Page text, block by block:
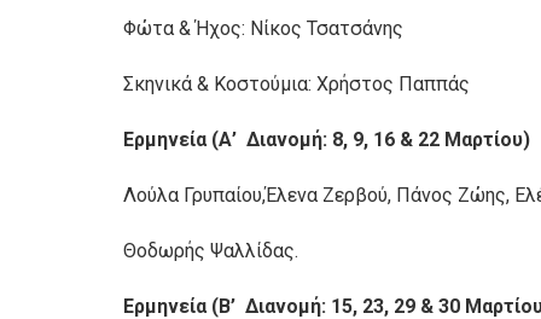
Φώτα & Ήχος: Νίκος Τσατσάνης
Σκηνικά & Κοστούμια: Χρήστος Παππάς
Ερμηνεία (Α’ Διανομή: 8, 9, 16 & 22 Μαρτίου)
Λούλα Γρυπαίου,Έλενα Ζερβού, Πάνος Ζώης,
Θοδωρής Ψαλλίδας.
Ερμηνεία (Β’ Διανομή: 15, 23, 29 & 30